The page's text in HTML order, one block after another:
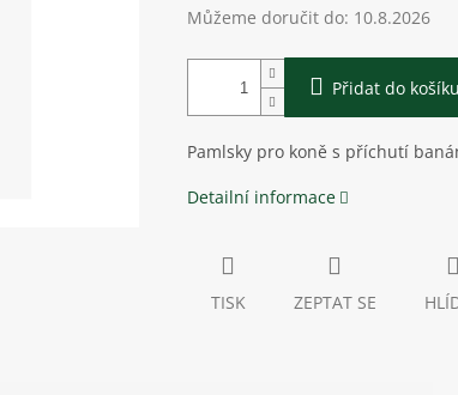
Můžeme doručit do: 10.8.2026
Přidat do košíku
Pamlsky pro koně s příchutí
Detailní informace
TISK ZEPTAT SE